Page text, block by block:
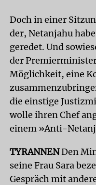
Doch in einer
der, Netanjahu
geredet. Und
der
Möglichkeit, eine
die einstige
wolle ihren Chef
einem »Anti-
TYRANNENDen
seine Frau Sara
Gespräch mit